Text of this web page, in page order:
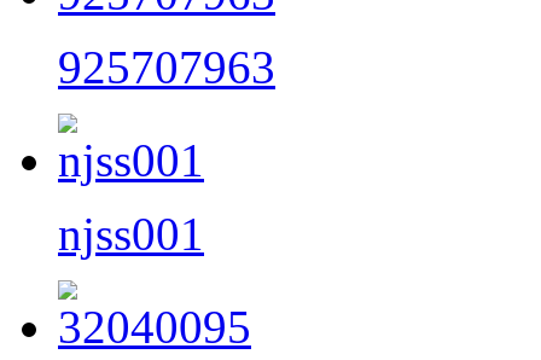
925707963
njss001